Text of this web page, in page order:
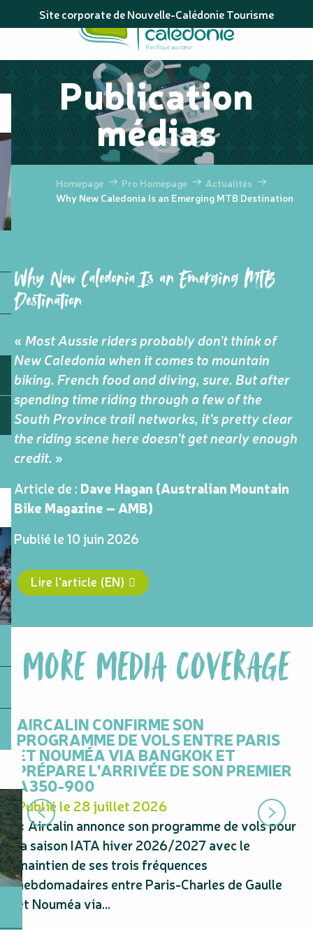
au
principal
Site corporate de Nouvelle-Calédonie Tourisme
Publication
médias
Homepage Pro Homepage
Actualités
Why New Caledonia Is an Emerging MTB Destination
Why New Caledonia Is an Emerging MTB
Destination
« Most Aussie riders probably don’t think of
New Caledonia when it comes to mountain
biking. French food and diving, sure. But after
spending time riding through a few of the
South Province trail networks, it’s pretty clear
the riding scene here doesn’t get nearly enough
credit. »
Article de : Dave Hagan (Australian Mountain
Bike Magazine – AMB)
Publié le 10 juin 2026
Lire l'article (EN)
MORE MEDIA COVERAGE
AIRCALIN CONFIRME SON
PROGRAMME DE VOLS ENTRE PARIS
ET NOUMÉA VIA BANGKOK ET
PRÉPARE L'ARRIVÉE DE SON PREMIER
A350-900
Publié le 28 juillet 2026
« Aircalin annonce son programme de vols pour
la saison IATA hiver 2026/2027 avec le
maintien de ses trois fréquences
hebdomadaires entre Paris-Charles de Gaulle
et Nouméa via...